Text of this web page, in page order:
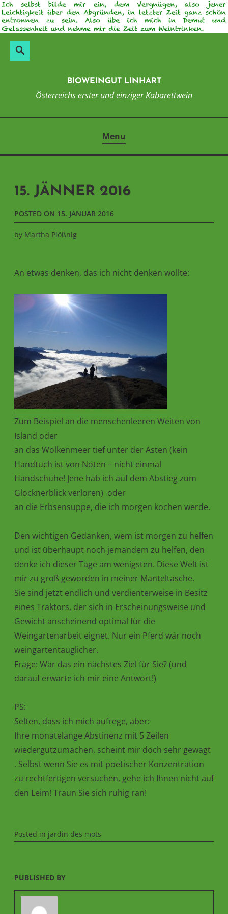
Skip
to
content
Search
BIOWEINGUT LINHART
Österreichs erster und einziger Kabarettwein
Menu
15. JÄNNER 2016
POSTED ON 15. JANUAR 2016
by Martha Plößnig
An etwas denken, das ich nicht denken wollte:
Zum Beispiel an die menschenleeren Weiten von
Island oder
an das Wolkenmeer tief unter der Asten (kein
Handtuch ist von Nöten – nicht einmal
Handschuhe! Jene hab ich auf dem Abstieg zum
Glocknerblick verloren) oder
an die Erbsensuppe, die ich morgen kochen werde.
Den wichtigen Gedanken, wem ist morgen zu helfen
und ist überhaupt noch jemandem zu helfen, den
denke ich dieser Tage am wenigsten. Diese Welt ist
mir zu groß geworden in meiner Manteltasche.
Sie sind jetzt endlich und verdienterweise in Besitz
eines Traktors, der sich in Erscheinungsweise und
Gewicht anscheinend optimal für die
Weingartenarbeit eignet. Nur ein Pferd wär noch
weingartentauglicher.
Frage: Wär das ein nächstes Ziel für Sie? (und
darauf erwarte ich mir eine Antwort!)
PS:
Selten, dass ich mich aufrege, aber:
Ihre monatelange Abstinenz mit 5 Zeilen
wiedergutzumachen, scheint mir doch sehr gewagt
. Selbst wenn Sie es mit poetischer Konzentration
zu rechtfertigen versuchen, gehe ich Ihnen nicht auf
den Leim! Traun Sie sich ruhig ran!
Posted in jardin des mots
PUBLISHED BY